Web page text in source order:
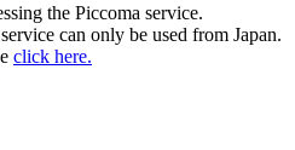
the Piccoma service.
can only be used from Japan.
click here.